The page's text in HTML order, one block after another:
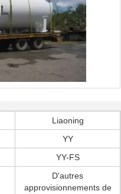
Liaoning
YY
YY-FS
D'autres
approvisionnements de